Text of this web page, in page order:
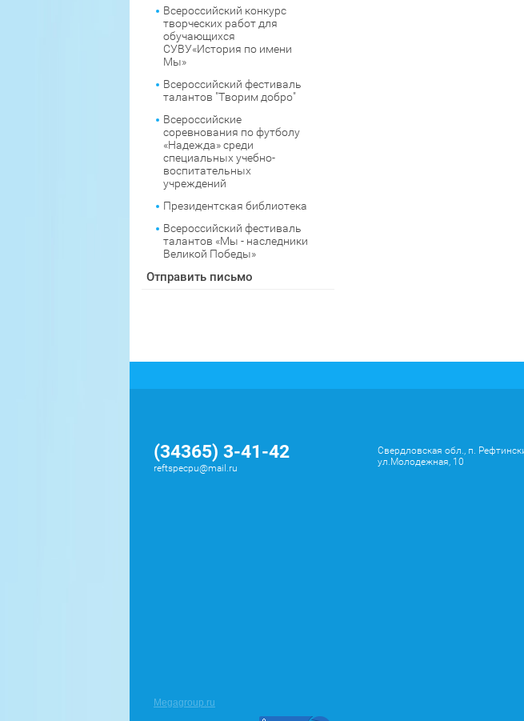
Всероссийский конкурс
творческих работ для
обучающихся
СУВУ«История по имени
Мы»
Всероссийский фестиваль
талантов "Творим добро"
Всероссийские
соревнования по футболу
«Надежда» среди
специальных учебно-
воспитательных
учреждений
Президентская библиотека
Всероссийский фестиваль
талантов «Мы - наследники
Великой Победы»
Отправить письмо
(34365) 3-41-42
reftspecpu@mail.ru
Свердловская обл., п.
ул.Молодежная, 10
Megagroup.ru